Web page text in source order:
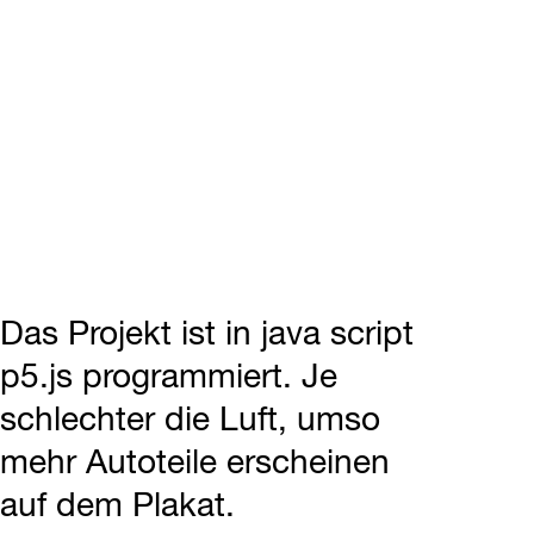
Das Projekt ist in java script
p5.js programmiert. Je
schlechter die Luft, umso
mehr Autoteile erscheinen
auf dem Plakat.